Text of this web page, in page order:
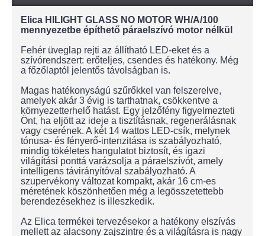
Elica HILIGHT GLASS NO MOTOR WH/A/100
mennyezetbe építhető páraelszívó motor nélkül
Fehér üveglap rejti az állítható LED-eket és a
szívórendszert: erőteljes, csendes és hatékony. Még
a főzőlaptól jelentős távolságban is.
Magas hatékonyságú szűrőkkel van felszerelve,
amelyek akár 3 évig is tarthatnak, csökkentve a
környezetterhelő hatást. Egy jelzőfény figyelmezteti
Önt, ha eljött az ideje a tisztításnak, regenerálásnak
vagy cserének. A két 14 wattos LED-csík, melynek
tónusa- és fényerő-intenzitása is szabályozható,
mindig tökéletes hangulatot biztosít, és igazi
világítási ponttá varázsolja a páraelszívót, amely
intelligens távirányítóval szabályozható. A
szupervékony változat kompakt, akár 16 cm-es
méretének köszönhetően még a legösszetettebb
berendezésekhez is illeszkedik.
Az Elica termékei tervezésekor a hatékony elszívás
mellett az alacsony zajszintre és a világításra is nagy